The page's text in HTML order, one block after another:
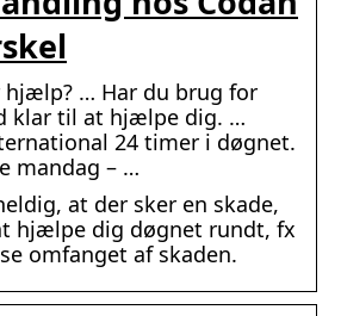
hjælp? … Har du brug for
klar til at hjælpe dig. …
24 timer i døgnet.
mandag – …
at der sker en skade,
hjælpe dig døgnet rundt, fx
omfanget af skaden.